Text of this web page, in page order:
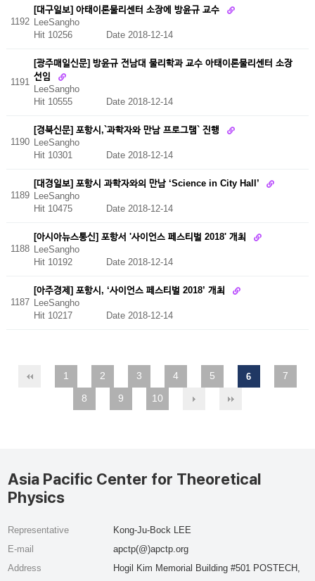
1192
[대구일보] 아태이론물리센터 소장에 방윤규 교수
LeeSangho
Hit 10256
Date 2018-12-14
1191
[광주매일신문] 방윤규 전남대 물리학과 교수 아태이론물리센터 소장
선임
LeeSangho
Hit 10555 Date 2018-12-14
1190
[경북신문] 포항시,`과학자와 만남 프로그램` 진행
LeeSangho
Hit 10301
Date 2018-12-14
1189
[대경일보] 포항시 과학자와의 만남 ‘Science in City Hall’
LeeSangho
Hit 10475
Date 2018-12-14
1188
[아시아뉴스통신] 포항서 '사이언스 페스티벌 2018' 개최
LeeSangho
Hit 10192
Date 2018-12-14
1187
[아주경제] 포항시, ‘사이언스 페스티벌 2018’ 개최
LeeSangho
Hit 10217
Date 2018-12-14
1 2 3 4 5 6
7
8
9 10
Asia Pacific Center for Theoretical
Physics
Representative
Kong-Ju-Bock LEE
E-mail
apctp(@)apctp.org
Address
Hogil Kim Memorial Building #501 POSTECH,